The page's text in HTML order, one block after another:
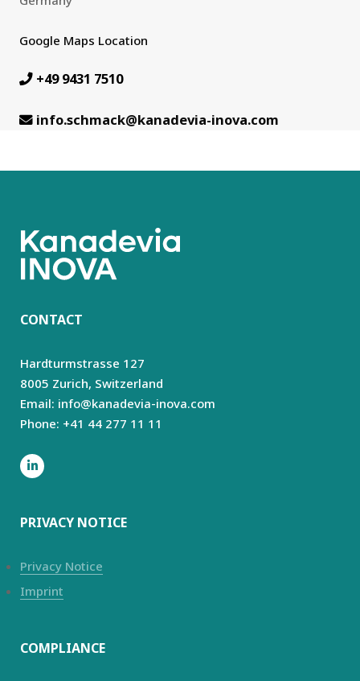
Google Maps Location
+49 9431 7510
info.schmack@kanadevia-inova.com
CONTACT
Hardturmstrasse 127
8005 Zurich, Switzerland
Email: info@kanadevia-inova.com
Phone: +41 44 277 11 11
PRIVACY NOTICE
Privacy Notice
Imprint
COMPLIANCE